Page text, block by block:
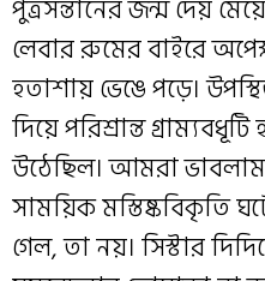
পুত্রসন্তানের জন্ম দেয়
লেবার রুমের বাইরে
হতাশায় ভেঙে পড়ে।
দিয়ে পরিশ্রান্ত
উঠেছিল। আমরা
সাময়িক মস্তিষ্কবিকৃতি
গেল, তা নয়। সিস্টার